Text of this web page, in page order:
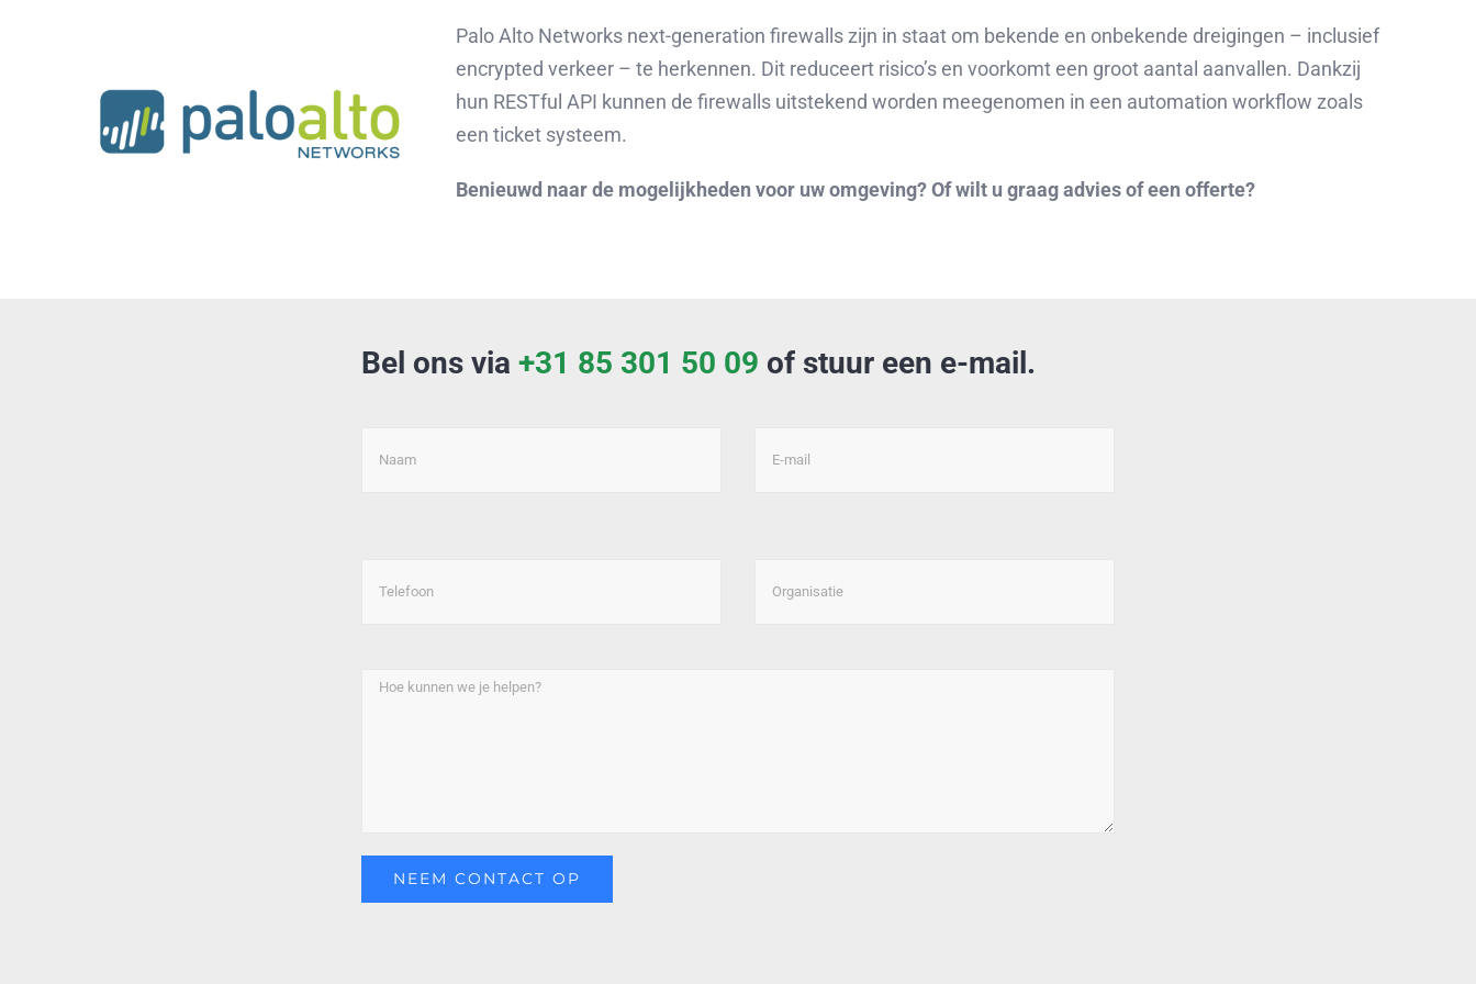
Palo Alto Networks next-generation firewalls zijn in staat om bekende en onbekende dreigingen – inclusief
encrypted verkeer – te herkennen. Dit reduceert risico’s en voorkomt een groot aantal aanvallen. Dankzij
hun RESTful API kunnen de firewalls uitstekend worden meegenomen in een automation workflow zoals
een ticket systeem.
Benieuwd naar de mogelijkheden voor uw omgeving? Of wilt u graag advies of een offerte?
Bel ons via +31 85 301 50 09 of stuur een e-mail.